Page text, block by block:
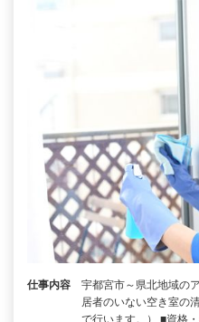
仕事内容
宇都宮市～県北地域の
居者のいない空き室の
で行います。） ■資格